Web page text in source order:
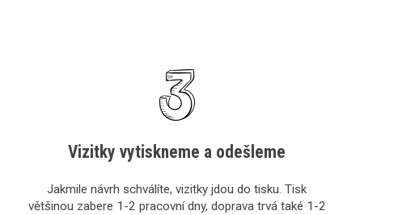
Vizitky vytiskneme a odešleme
Jakmile návrh schválíte, vizitky jdou do tisku. Tisk
většinou zabere 1-2 pracovní dny, doprava trvá také 1-2